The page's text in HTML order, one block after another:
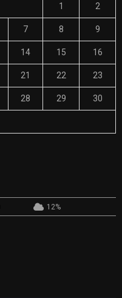
1 2
7 8 9
14 15 16
21 22 23
28 29 30
12%